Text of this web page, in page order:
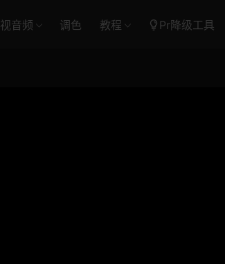
视音频 调色 教程 Pr降级工具